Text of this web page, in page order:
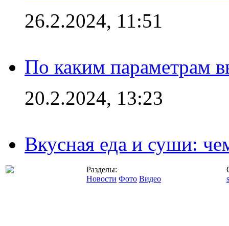
26.2.2024, 11:51
По каким параметрам
20.2.2024, 13:23
Вкусная еда и суши:
Разделы:
Новости Фото Видео